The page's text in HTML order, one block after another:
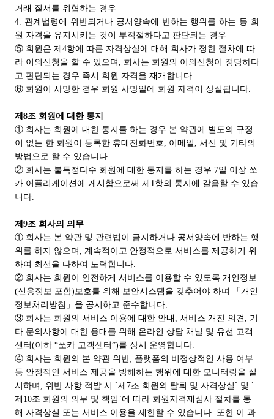
거래 질서를 위협하는 경우
4. 관계법령에 위반되거나 공서양속에 반하는 행위를 하는 등 회
원 자격을 유지시키는 것이 부적절하다고 판단되는 경우
⑤ 회원은 제4항에 따른 자격상실에 대해 회사가 정한 절차에 따
라 이의신청을 할 수 있으며, 회사는 회원의 이의신청이 정당하다
고 판단되는 경우 즉시 회원 자격을 재개합니다.
⑥ 회원이 사망한 경우 회원 사망일에 회원 자격이 상실됩니다.
제8조 회원에 대한 통지
① 회사는 회원에 대한 통지를 하는 경우 본 약관에 별도의 규정
이 없는 한 회원이 등록한 휴대전화번호, 이메일, 서신 및 기타의
방법으로 할 수 있습니다.
② 회사는 불특정다수 회원에 대한 통지를 하는 경우 7일 이상 쏘
카 어플리케이션에 게시함으로써 제1항의 통지에 갈음할 수 있습
니다.
제9조 회사의 의무
① 회사는 본 약관 및 관련법이 금지하거나 공서양속에 반하는 행
위를 하지 않으며, 계속적이고 안정적으로 서비스를 제공하기 위
하여 최선을 다하여 노력합니다.
② 회사는 회원이 안전하게 서비스를 이용할 수 있도록 개인정보
(신용정보 포함)보호를 위해 보안시스템을 갖추어야 하며 「개인
정보처리방침」을 공시하고 준수합니다.
③ 회사는 회원의 서비스 이용에 대한 안내, 서비스 개진 의견, 기
타 문의사항에 대한 응대를 위해 온라인 상담 채널 및 유선 고객
센터(이하 “쏘카 고객센터”)를 상시 운영합니다.
④ 회사는 회원의 본 약관 위반, 플랫폼의 비정상적인 사용 여부
등 안정적인 서비스 제공을 방해하는 행위에 대한 모니터링을 실
시하며, 위반 사항 적발 시 `제7조 회원의 탈퇴 및 자격상실` 및 `
제10조 회원의 의무 및 책임`에 따라 회원자격재심사 절차를 통
해 자격상실 또는 서비스 이용을 제한할 수 있습니다. 또한 이 과